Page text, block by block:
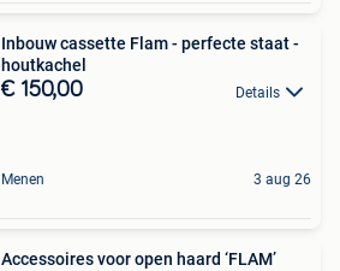
Inbouw cassette Flam - perfecte staat -
houtkachel
€ 150,00 Details
Menen 3 aug 26
Accessoires voor open haard ‘FLAM’